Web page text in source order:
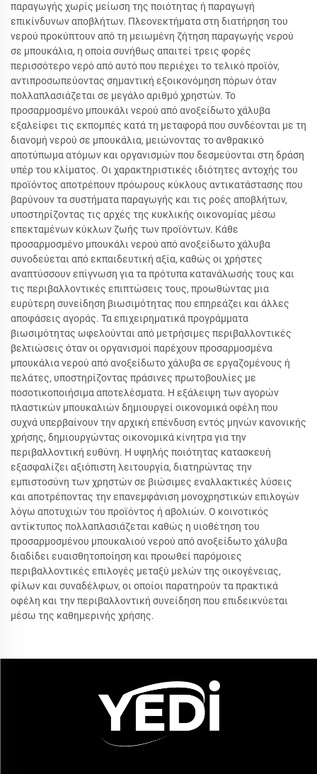
παραγωγής χωρίς μείωση της ποιότητας ή παραγωγή
επικίνδυνων αποβλήτων. Πλεονεκτήματα στη διατήρηση του
νερού προκύπτουν από τη μειωμένη ζήτηση παραγωγής νερού
σε μπουκάλια, η οποία συνήθως απαιτεί τρεις φορές
περισσότερο νερό από αυτό που περιέχει το τελικό προϊόν,
αντιπροσωπεύοντας σημαντική εξοικονόμηση πόρων όταν
πολλαπλασιάζεται σε μεγάλο αριθμό χρηστών. Το
προσαρμοσμένο μπουκάλι νερού από ανοξείδωτο χάλυβα
εξαλείφει τις εκπομπές κατά τη μεταφορά που συνδέονται με τη
διανομή νερού σε μπουκάλια, μειώνοντας το ανθρακικό
αποτύπωμα ατόμων και οργανισμών που δεσμεύονται στη δράση
υπέρ του κλίματος. Οι χαρακτηριστικές ιδιότητες αντοχής του
προϊόντος αποτρέπουν πρόωρους κύκλους αντικατάστασης που
βαρύνουν τα συστήματα παραγωγής και τις ροές αποβλήτων,
υποστηρίζοντας τις αρχές της κυκλικής οικονομίας μέσω
επεκταμένων κύκλων ζωής των προϊόντων. Κάθε
προσαρμοσμένο μπουκάλι νερού από ανοξείδωτο χάλυβα
συνοδεύεται από εκπαιδευτική αξία, καθώς οι χρήστες
αναπτύσσουν επίγνωση για τα πρότυπα κατανάλωσής τους και
τις περιβαλλοντικές επιπτώσεις τους, προωθώντας μια
ευρύτερη συνείδηση βιωσιμότητας που επηρεάζει και άλλες
αποφάσεις αγοράς. Τα επιχειρηματικά προγράμματα
βιωσιμότητας ωφελούνται από μετρήσιμες περιβαλλοντικές
βελτιώσεις όταν οι οργανισμοί παρέχουν προσαρμοσμένα
μπουκάλια νερού από ανοξείδωτο χάλυβα σε εργαζομένους ή
πελάτες, υποστηρίζοντας πράσινες πρωτοβουλίες με
ποσοτικοποιήσιμα αποτελέσματα. Η εξάλειψη των αγορών
πλαστικών μπουκαλιών δημιουργεί οικονομικά οφέλη που
συχνά υπερβαίνουν την αρχική επένδυση εντός μηνών κανονικής
χρήσης, δημιουργώντας οικονομικά κίνητρα για την
περιβαλλοντική ευθύνη. Η υψηλής ποιότητας κατασκευή
εξασφαλίζει αξιόπιστη λειτουργία, διατηρώντας την
εμπιστοσύνη των χρηστών σε βιώσιμες εναλλακτικές λύσεις
και αποτρέποντας την επανεμφάνιση μονοχρηστικών επιλογών
λόγω αποτυχιών του προϊόντος ή αβολιών. Ο κοινοτικός
αντίκτυπος πολλαπλασιάζεται καθώς η υιοθέτηση του
προσαρμοσμένου μπουκαλιού νερού από ανοξείδωτο χάλυβα
διαδίδει ευαισθητοποίηση και προωθεί παρόμοιες
περιβαλλοντικές επιλογές μεταξύ μελών της οικογένειας,
φίλων και συναδέλφων, οι οποίοι παρατηρούν τα πρακτικά
οφέλη και την περιβαλλοντική συνείδηση που επιδεικνύεται
μέσω της καθημερινής χρήσης.